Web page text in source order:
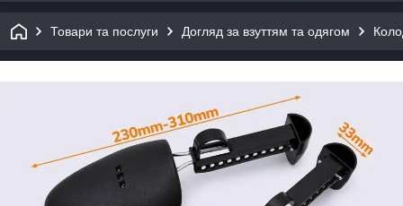
Товари та послуги Догляд за взуттям та одягом